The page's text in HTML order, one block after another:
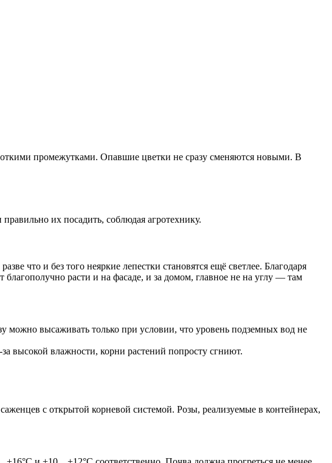
промежутками. Опавшие цветки не сразу сменяются новыми. В
их посадить, соблюдая агротехнику.
что и без того неяркие лепестки становятся ещё светлее. Благодаря
расти и на фасаде, и за домом, главное не на углу — там
высаживать только при условии, что уровень подземных вод не
высокой влажности, корни растений попросту сгниют.
с открытой корневой системой. Розы, реализуемые в контейнерах,